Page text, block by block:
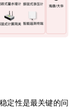
定性是最关键的问